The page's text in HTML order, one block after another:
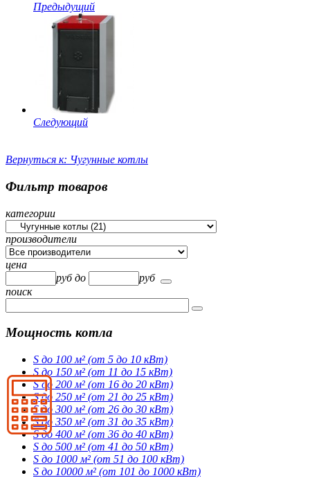
Предыдущий
Следующий
Вернуться к: Чугунные котлы
Фильтр товаров
категории
производители
цена
рубдо
руб
поиск
Мощность котла
S до 100 м² (от 5 до 10 кВт)
S до 150 м² (от 11 до 15 кВт)
S до 200 м² (от 16 до 20 кВт)
S до 250 м² (от 21 до 25 кВт)
S до 300 м² (от 26 до 30 кВт)
S до 350 м² (от 31 до 35 кВт)
S до 400 м² (от 36 до 40 кВт)
S до 500 м² (от 41 до 50 кВт)
S до 1000 м² (от 51 до 100 кВт)
S до 10000 м² (от 101 до 1000 кВт)